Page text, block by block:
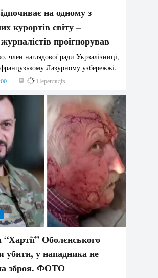
на одному з
курортів світу –
проігнорував
член наглядової ради Укрзалізниці,
Лазурному узбережжі.
206 Переглядів
Оболєнського
убити, у нападника не
зброя. ФОТО